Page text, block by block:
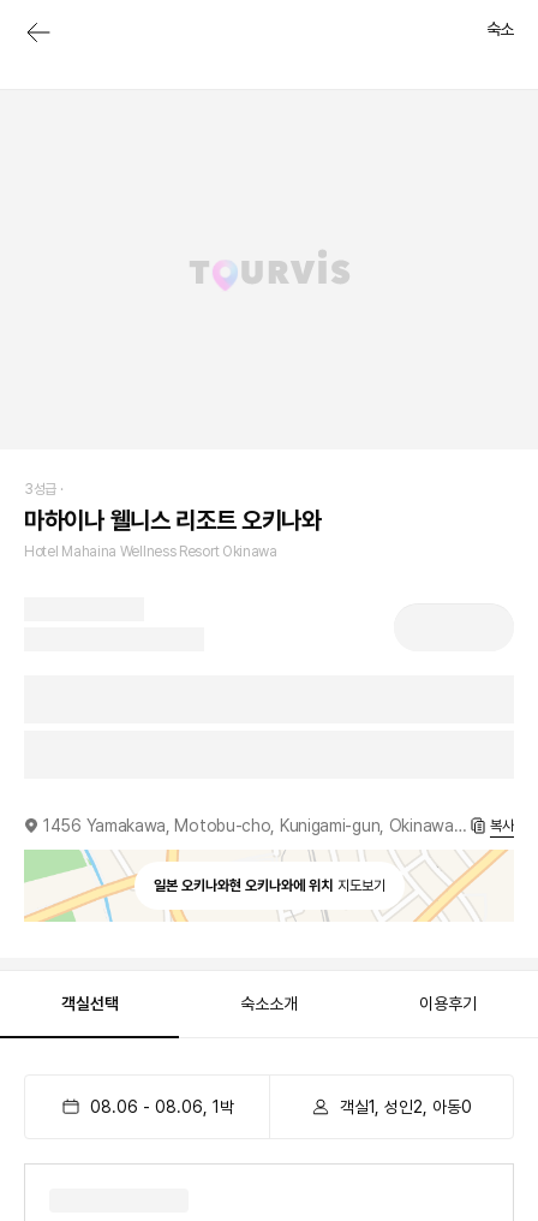
숙소
3성급 ·
마하이나 웰니스 리조트 오키나와
Hotel Mahaina Wellness Resort Okinawa
1456 Yamakawa, Motobu-cho, Kunigami-gun, Okinawa Prefecture, 905-0205 복사
일본 오키나와현 오키나와에 위치 지도보기
객실선택 숙소소개 이용후기
08.06 - 08.06 1 박 객실1, 성인2, 아동0